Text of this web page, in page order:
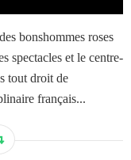
bonshommes roses
spectacles et le centre-
tout droit de
français...